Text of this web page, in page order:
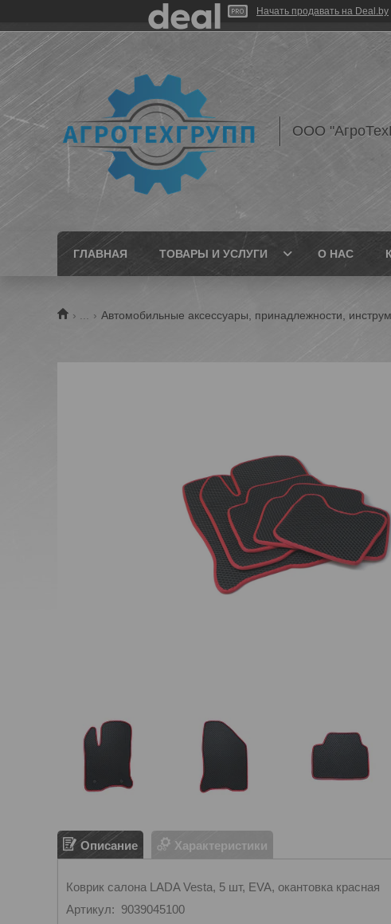
Начать продавать на Deal.by
ООО
ГЛАВНАЯ ТОВАРЫ И УСЛУГИ О НАС
Автомобильные аксессуары, принадлежности,
Описание Характеристики
Коврик салона LADA Vesta, 5 шт, EVA, окантовка красная
Артикул: 9039045100